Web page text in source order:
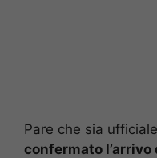
Pare che sia
confermato